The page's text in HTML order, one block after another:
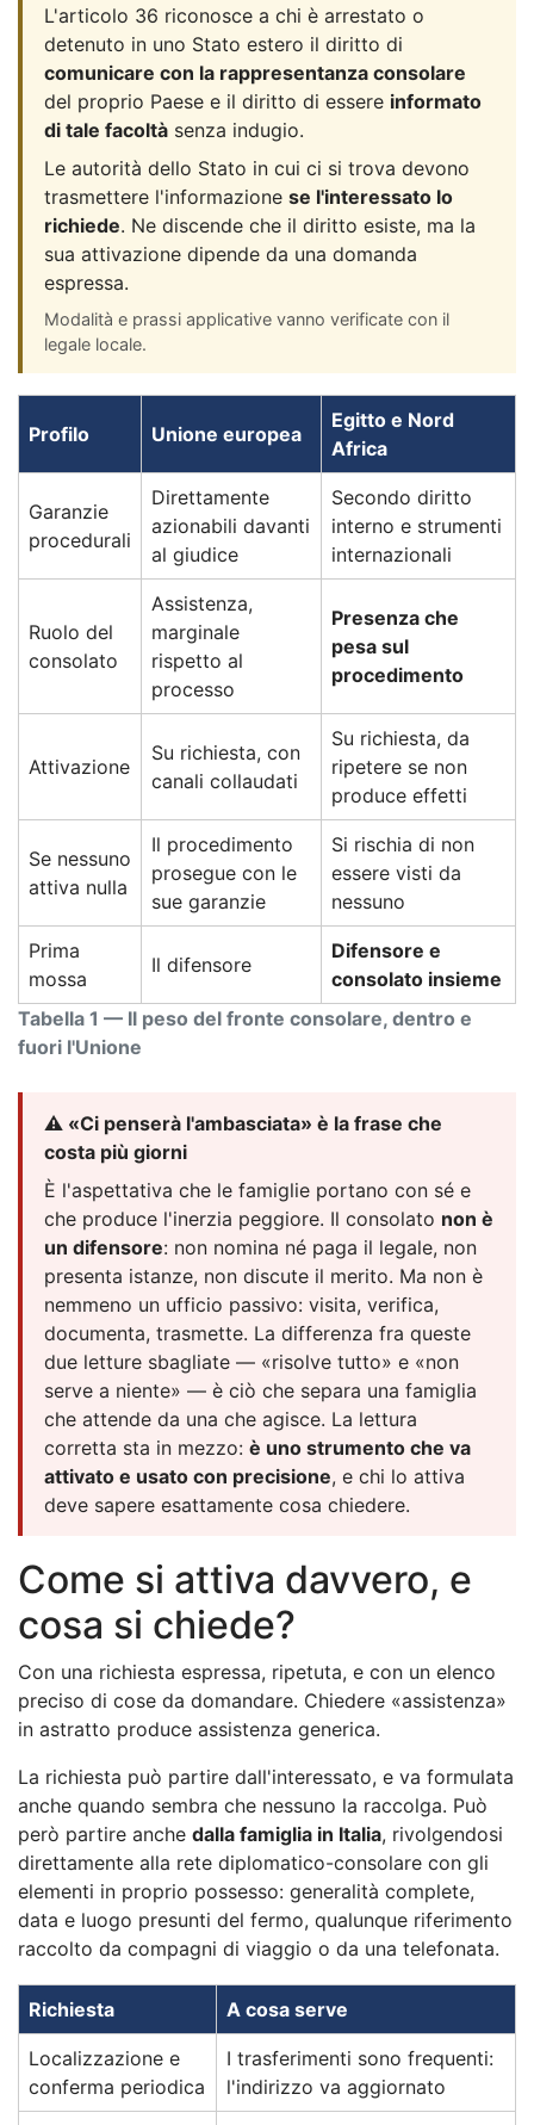
L'articolo 36 riconosce a chi è arrestato o
detenuto in uno Stato estero il diritto di
comunicare con la rappresentanza consolare
del proprio Paese e il diritto di essere informato
di tale facoltà senza indugio.
Le autorità dello Stato in cui ci si trova devono
trasmettere l'informazione se l'interessato lo
richiede. Ne discende che il diritto esiste, ma la
sua attivazione dipende da una domanda
espressa.
Modalità e prassi applicative vanno verificate con il
legale locale.
Tabella 1 — Il peso del fronte consolare, dentro e
fuori l'Unione
Profilo Unione europea
Egitto e Nord
Africa
Garanzie
procedurali
Direttamente
azionabili davanti
al giudice
Secondo diritto
interno e strumenti
internazionali
Ruolo del
consolato
Assistenza,
marginale
rispetto al
processo
Presenza che
pesa sul
procedimento
Attivazione
Su richiesta, con
canali collaudati
Su richiesta, da
ripetere se non
produce effetti
Se nessuno
attiva nulla
Il procedimento
prosegue con le
sue garanzie
Si rischia di non
essere visti da
nessuno
Prima
mossa
Il difensore
Difensore e
consolato insieme
⚠️ «Ci penserà l'ambasciata» è la frase che
costa più giorni
È l'aspettativa che le famiglie portano con sé e
che produce l'inerzia peggiore. Il consolato non è
un difensore: non nomina né paga il legale, non
presenta istanze, non discute il merito. Ma non è
nemmeno un ufficio passivo: visita, verifica,
documenta, trasmette. La differenza fra queste
due letture sbagliate — «risolve tutto» e «non
serve a niente» — è ciò che separa una famiglia
che attende da una che agisce. La lettura
corretta sta in mezzo: è uno strumento che va
attivato e usato con precisione, e chi lo attiva
deve sapere esattamente cosa chiedere.
Come si attiva davvero, e
cosa si chiede?
Con una richiesta espressa, ripetuta, e con un elenco
preciso di cose da domandare. Chiedere «assistenza»
in astratto produce assistenza generica.
La richiesta può partire dall'interessato, e va formulata
anche quando sembra che nessuno la raccolga. Può
però partire anche dalla famiglia in Italia, rivolgendosi
direttamente alla rete diplomatico-consolare con gli
elementi in proprio possesso: generalità complete,
data e luogo presunti del fermo, qualunque riferimento
raccolto da compagni di viaggio o da una telefonata.
Richiesta A cosa serve
Localizzazione e
conferma periodica
I trasferimenti sono frequenti:
l'indirizzo va aggiornato